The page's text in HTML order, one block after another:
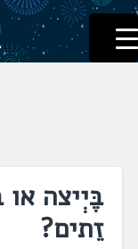
דלג
לתוכן
לשוניאדה
עברית. לשון.
בֶּיְיצה או
זֵתים?